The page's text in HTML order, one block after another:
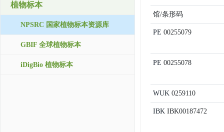
植物标本
NPSRC 国家植物标本资源库
GBIF 全球植物标本
iDigBio 植物标本
馆/条形码
PE 00255079
PE 00255078
WUK 0259110
IBK IBK00187472